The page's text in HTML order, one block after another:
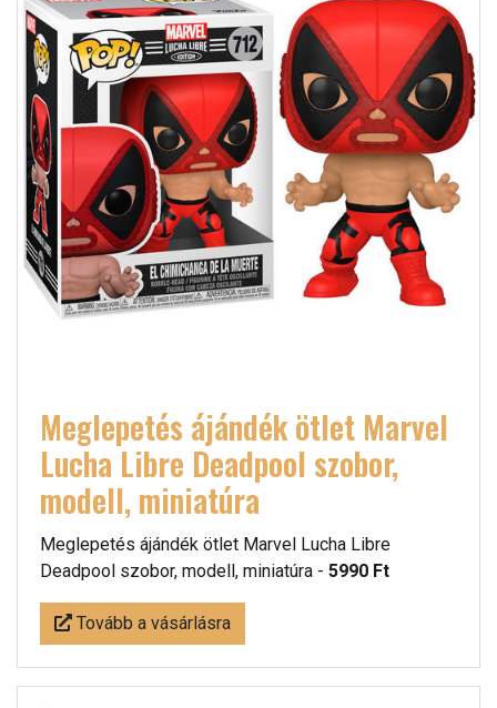
Meglepetés ájándék ötlet Marvel
Lucha Libre Deadpool szobor,
modell, miniatúra
Meglepetés ájándék ötlet Marvel Lucha Libre
Deadpool szobor, modell, miniatúra - 5990 Ft
Tovább a vásárlásra